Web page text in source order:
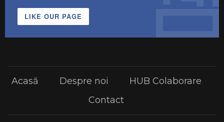
LIKE OUR PAGE
Acasă Despre noi
HUB Colaborare
Contact